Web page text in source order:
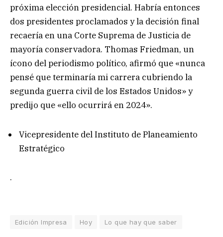
próxima elección presidencial. Habría entonces
dos presidentes proclamados y la decisión final
recaería en una Corte Suprema de Justicia de
mayoría conservadora. Thomas Friedman, un
ícono del periodismo político, afirmó que «nunca
pensé que terminaría mi carrera cubriendo la
segunda guerra civil de los Estados Unidos» y
predijo que «ello ocurrirá en 2024».
Vicepresidente del Instituto de Planeamiento
Estratégico
.
Edición Impresa Hoy Lo que hay que saber